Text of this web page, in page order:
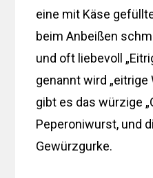
eine mit Käse
beim Anbeißen
und oft liebevoll
genannt wird „eitrige
gibt es das würzige
Peperoniwurst, und
Gewürzgurke.